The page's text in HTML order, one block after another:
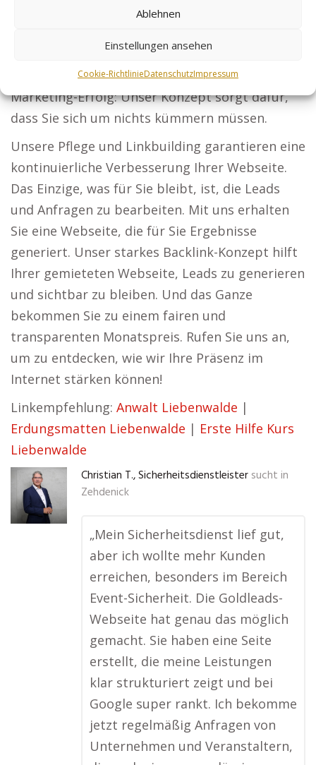
Ablehnen
Einstellungen ansehen
Cookie-RichtlinieDatenschutzImpressum
für Firmen und Veranstaltungen, die in
richtigen Produktoptimierung erweitern Sie
Ihren Kundenkreis. So gelangen Sie zu Ihrem
Marketing-Erfolg: Unser Konzept sorgt dafür,
dass Sie sich um nichts kümmern müssen.
Unsere Pflege und Linkbuilding garantieren eine
kontinuierliche Verbesserung Ihrer Webseite.
Das Einzige, was für Sie bleibt, ist, die Leads
und Anfragen zu bearbeiten. Mit uns erhalten
Sie eine Webseite, die für Sie Ergebnisse
generiert. Unser starkes Backlink-Konzept hilft
Ihrer gemieteten Webseite, Leads zu generieren
und sichtbar zu bleiben. Und das Ganze
bekommen Sie zu einem fairen und
transparenten Monatspreis. Rufen Sie uns an,
um zu entdecken, wie wir Ihre Präsenz im
Internet stärken können!
Linkempfehlung: Anwalt Liebenwalde |
Erdungsmatten Liebenwalde | Erste Hilfe Kurs
Liebenwalde
Christian T., Sicherheitsdienstleister sucht in
Zehdenick
„Mein Sicherheitsdienst lief gut,
aber ich wollte mehr Kunden
erreichen, besonders im Bereich
Event-Sicherheit. Die Goldleads-
Webseite hat genau das möglich
gemacht. Sie haben eine Seite
erstellt, die meine Leistungen
klar strukturiert zeigt und bei
Google super rankt. Ich bekomme
jetzt regelmäßig Anfragen von
Unternehmen und Veranstaltern,